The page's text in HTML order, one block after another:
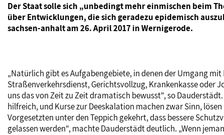
Der Staat solle sich „unbedingt mehr einmischen beim
über Entwicklungen, die sich geradezu epidemisch
sachsen-anhalt am 26. April 2017 in Wernigerode.
„Natürlich gibt es Aufgabengebiete, in denen der Umgang
Straßenverkehrsdienst, Gerichtsvollzug, Krankenkasse oder
uns das von Zeit zu Zeit dramatisch bewusst“, so
hilfreich, und Kurse zur Deeskalation machen zwar Sinn,
Vorgesetzten unter den Teppich gekehrt, dass bessere
gelassen werden“, machte Dauderstädt deutlich. „Wenn